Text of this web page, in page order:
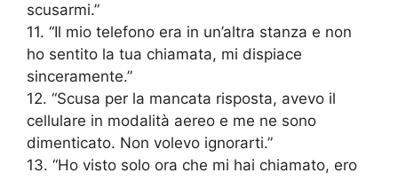
scusarmi.”
11. “Il mio telefono era in un’altra stanza e non
ho sentito la tua chiamata, mi dispiace
sinceramente.”
12. “Scusa per la mancata risposta, avevo il
cellulare in modalità aereo e me ne sono
dimenticato. Non volevo ignorarti.”
13. “Ho visto solo ora che mi hai chiamato, ero